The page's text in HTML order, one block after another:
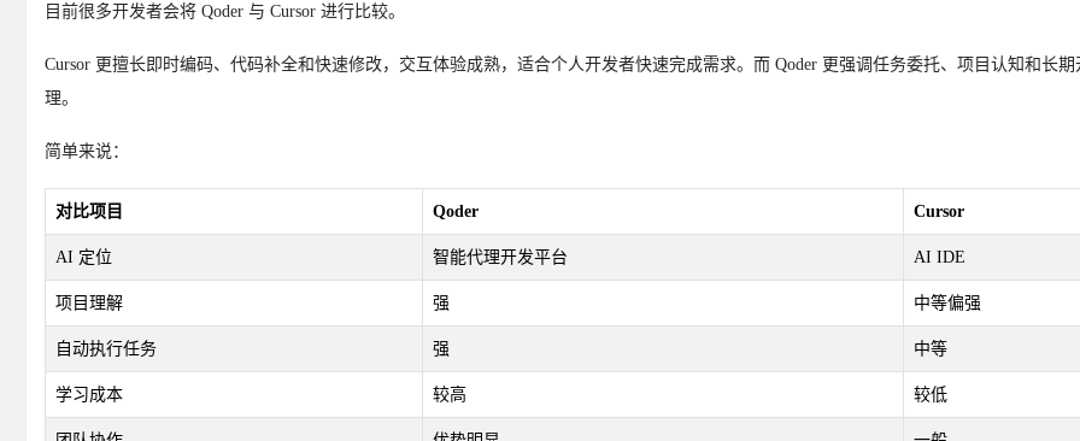
目前很多开发者会将 Qoder 与 Cursor 进行比较。
Cursor 更擅长即时编码、代码补全和快速修改，交互体验成熟，适合个人开发者快速完成需求。而 Qoder 更强调任务委托、项目认知和长
理。
简单来说：
对比项目 Qoder Cursor
AI 定位 智能代理开发平台 AI IDE
项目理解 强 中等偏强
自动执行任务 强 中等
学习成本 较高 较低